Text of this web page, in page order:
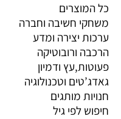
כל המוצרים
משחקי חשיבה וחברה
ערכות יצירה ומדע
הרכבה ורובוטיקה
פעוטות,עץ ודמיון
גאדג’טים וטכנולוגיה
חנויות מותגים
חיפוש לפי גיל